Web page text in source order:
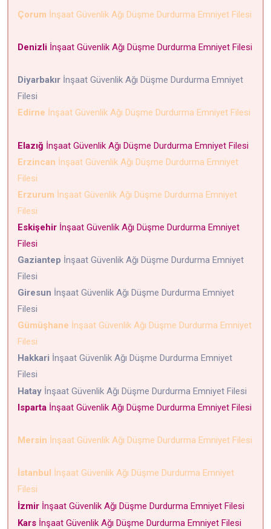
Çorum İnşaat Güvenlik Ağı Düşme Durdurma Emniyet Filesi
Denizli İnşaat Güvenlik Ağı Düşme Durdurma Emniyet Filesi
Diyarbakır İnşaat Güvenlik Ağı Düşme Durdurma Emniyet
Filesi
Edirne İnşaat Güvenlik Ağı Düşme Durdurma Emniyet Filesi
Elazığ İnşaat Güvenlik Ağı Düşme Durdurma Emniyet Filesi
Erzincan İnşaat Güvenlik Ağı Düşme Durdurma Emniyet
Filesi
Erzurum İnşaat Güvenlik Ağı Düşme Durdurma Emniyet
Filesi
Eskişehir İnşaat Güvenlik Ağı Düşme Durdurma Emniyet
Filesi
Gaziantep İnşaat Güvenlik Ağı Düşme Durdurma Emniyet
Filesi
Giresun İnşaat Güvenlik Ağı Düşme Durdurma Emniyet
Filesi
Gümüşhane İnşaat Güvenlik Ağı Düşme Durdurma Emniyet
Filesi
Hakkari İnşaat Güvenlik Ağı Düşme Durdurma Emniyet
Filesi
Hatay İnşaat Güvenlik Ağı Düşme Durdurma Emniyet Filesi
Isparta İnşaat Güvenlik Ağı Düşme Durdurma Emniyet Filesi
Mersin İnşaat Güvenlik Ağı Düşme Durdurma Emniyet Filesi
İstanbul İnşaat Güvenlik Ağı Düşme Durdurma Emniyet
Filesi
İzmir İnşaat Güvenlik Ağı Düşme Durdurma Emniyet Filesi
Kars İnşaat Güvenlik Ağı Düşme Durdurma Emniyet Filesi